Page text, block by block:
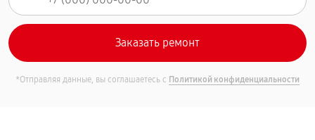
*Отправляя данные, вы соглашаетесь с Политикой конфиденциальности